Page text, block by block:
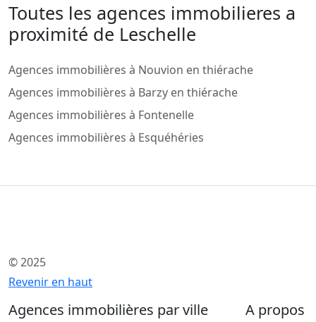
Toutes les agences immobilieres a
proximité de Leschelle
Agences immobilières à Nouvion en thiérache
Agences immobilières à Barzy en thiérache
Agences immobilières à Fontenelle
Agences immobilières à Esquéhéries
© 2025
Revenir en haut
Agences immobilières par ville A propos